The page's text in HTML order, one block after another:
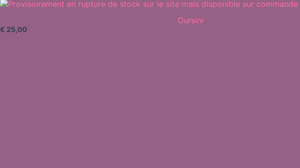
Oursini
€ 25,00